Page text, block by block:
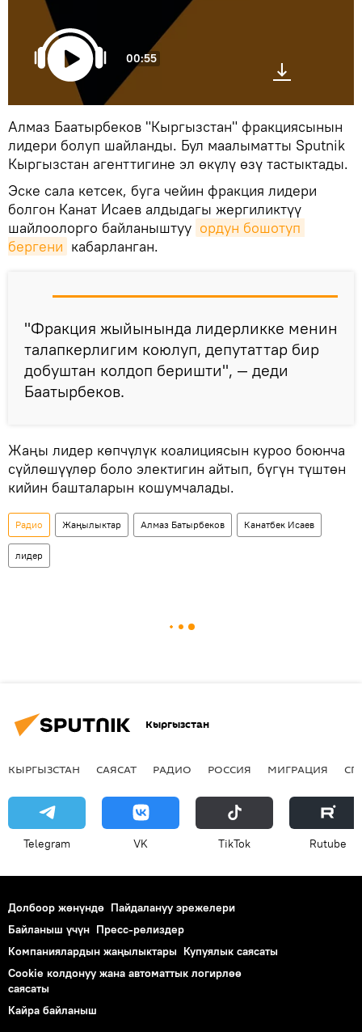
00:55
Алмаз Баатырбеков "Кыргызстан" фракциясынын
лидери болуп шайланды. Бул маалыматты Sputnik
Кыргызстан агенттигине эл өкүлү өзү тастыктады.
Эске сала кетсек, буга чейин фракция лидери
болгон Канат Исаев алдыдагы жергиликтүү
шайлоолорго байланыштуу ордун бошотуп
бергени кабарланган.
"Фракция жыйынында лидерликке менин
талапкерлигим коюлуп, депутаттар бир
добуштан колдоп беришти", — деди
Баатырбеков.
Жаңы лидер көпчүлүк коалициясын куроо боюнча
сүйлөшүүлөр боло электигин айтып, бүгүн түштөн
кийин башталарын кошумчалады.
Радио Жаңылыктар Алмаз Батырбеков Канатбек Исаев
лидер
Кыргызстан
КЫРГЫЗСТАН САЯСАТ РАДИО РОССИЯ МИГРАЦИЯ
Telegram VK ТikТоk Rutube
Долбоор жөнүндө Пайдалануу эрежелери
Байланыш үчүн Пресс-релиздер
Компаниялардын жаңылыктары Купуялык саясаты
Cookie колдонуу жана автоматтык логирлөө
саясаты
Кайра байланыш